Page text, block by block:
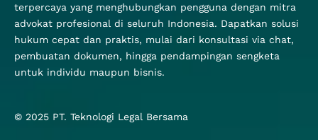
terpercaya yang menghubungkan pengguna dengan mitra
advokat profesional di seluruh Indonesia. Dapatkan solusi
hukum cepat dan praktis, mulai dari konsultasi via chat,
pembuatan dokumen, hingga pendampingan sengketa
untuk individu maupun bisnis.
© 2025 PT. Teknologi Legal Bersama